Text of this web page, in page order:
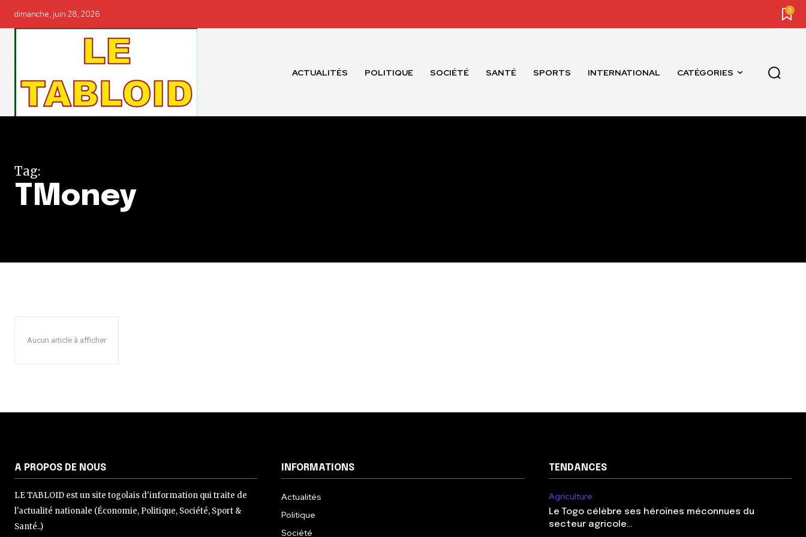
dimanche, juin 28, 2026 0
ACTUALITÉS POLITIQUE SOCIÉTÉ SANTÉ SPORTS INTERNATIONAL CATÉGORIES
Tag:
TMoney
Aucun article à afficher
A PROPOS DE NOUS
LE TABLOID est un site togolais d'information qui traite de
l'actualité nationale (Économie, Politique, Société, Sport &
Santé..)
INFORMATIONS
Actualités
Politique
Société
TENDANCES
Agriculture
Le Togo célèbre ses héroïnes méconnues du
secteur agricole…